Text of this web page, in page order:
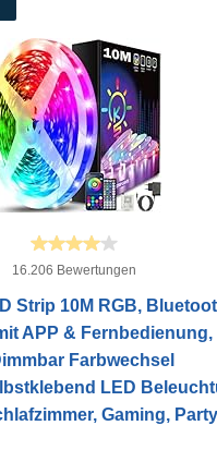
16.206 Bewertungen
Strip 10M RGB,
APP & Fernbedienung,
Farbwechsel
LED
Gaming,